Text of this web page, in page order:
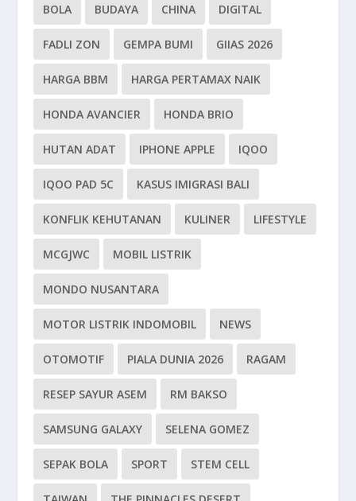
BOLA BUDAYA CHINA DIGITAL
FADLI ZON GEMPA BUMI GIIAS 2026
HARGA BBM HARGA PERTAMAX NAIK
HONDA AVANCIER HONDA BRIO
HUTAN ADAT IPHONE APPLE IQOO
IQOO PAD 5C KASUS IMIGRASI BALI
KONFLIK KEHUTANAN KULINER LIFESTYLE
MCGJWC MOBIL LISTRIK
MONDO NUSANTARA
MOTOR LISTRIK INDOMOBIL NEWS
OTOMOTIF PIALA DUNIA 2026 RAGAM
RESEP SAYUR ASEM RM BAKSO
SAMSUNG GALAXY SELENA GOMEZ
SEPAK BOLA SPORT STEM CELL